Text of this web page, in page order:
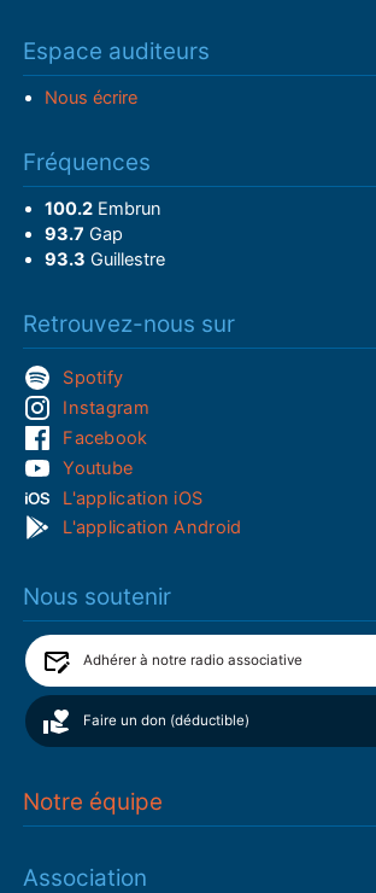
Espace auditeurs
Nous écrire
Fréquences
100.2Embrun
93.7 Gap
93.3 Guillestre
Retrouvez-nous sur
Spotify
Instagram
Facebook
Youtube
L'application iOS
L'application Android
Nous soutenir
Adhérer à notre radio associative
Faire un don (déductible)
Notre équipe
Association